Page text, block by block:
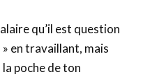
qu’il est question
» en travaillant, mais
poche de ton